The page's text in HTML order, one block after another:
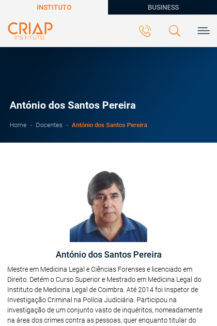
INSTITUTO BUSINESS
António dos Santos Pereira
Home Docentes António dos Santos Pereira
António dos Santos Pereira
Mestre em Medicina Legal e Ciências Forenses e licenciado em
Direito. Detém o Curso Superior e Mestrado em Medicina Legal do
Instituto de Medicina Legal de Coimbra. Até 2014 foi Inspetor de
Investigação Criminal na Polícia Judiciária. Participou na
investigação de um conjunto vasto de inquéritos, nomeadamente
na área dos crimes contra as pessoas, quer enquanto titular do